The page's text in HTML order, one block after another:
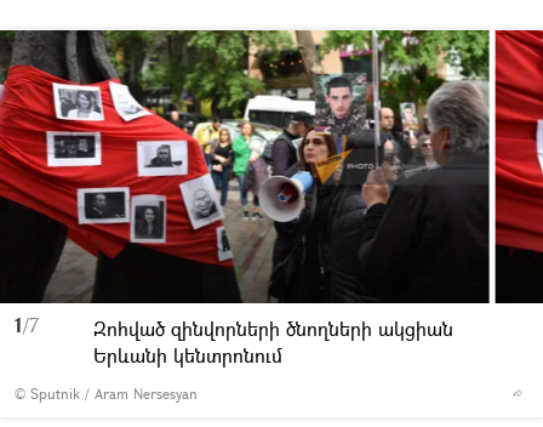
1/7
© Sputnik / Aram Nersesyan
Զոհված զինվորների ծնողների ակցիան
Երևանի կենտրոնում